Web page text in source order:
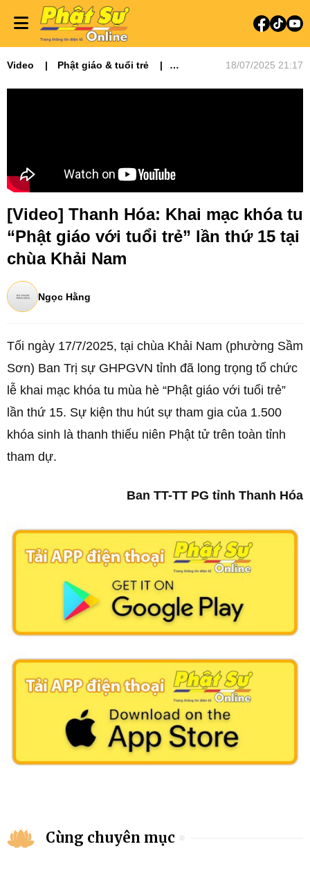
Video
Phật giáo & tuổi trẻ
18/07/2025 21:17
[Video] Thanh Hóa: Khai mạc khóa tu
“Phật giáo với tuổi trẻ” lần thứ 15 tại
chùa Khải Nam
Ngọc Hằng
Tối ngày 17/7/2025, tại chùa Khải Nam (phường Sầm
Sơn) Ban Trị sự GHPGVN tỉnh đã long trọng tổ chức
lễ khai mạc khóa tu mùa hè “Phật giáo với tuổi trẻ”
lần thứ 15. Sự kiện thu hút sự tham gia của 1.500
khóa sinh là thanh thiếu niên Phật tử trên toàn tỉnh
tham dự.
Ban TT-TT PG tỉnh Thanh Hóa
Cùng chuyên mục